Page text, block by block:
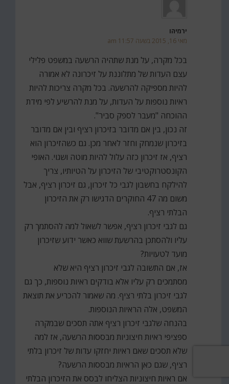
ירמיהו
מאי 16, 2015 בשעה 11:57 am
בכל מקרה, על מנת שתהיה הרשעה במשפט פלילי
עצם העדות של מתלוננת על זיכרונה לא אמורה
להיות מספיקה להרשעה. בכל מקרה צריכות להיות
ראיות נוספות על העדות, על מנת להרשיע לפי מידת
ההוכחה "מעבר לספק סביר".
זה נכון, בין אם מדובר בזיכרון רציף ובין אם מדובר
בזיכרון שנמחק וחזר לאחר מכן. גם כשהזיכרון הוא
רציף, אז זיכרון כזה עלול להיות מוטה ושגוי. האופי
הקונסטרוקטיבי של הזיכרון על הטיותיו, צריך
להילקח בחשבון לגבי כל זיכרון, גם זיכרון רציף, אבל
משום מה 47 החוקרים הדגישו רק את הזיכרון
הבלתי רציף.
גם לגבי זיכרון רציף, אפשר לשאול למה להסתמך רק
עליו ולהסתכן בהרשעת שווא כאשר ידוע שזיכרון
מועד לטעויות?
אז, אם התשובה לגבי זיכרון רציף היא שלא
מסתמכים רק עליו אלא בודקים ראיות נוספות, כך גם
לגבי זיכרון בלתי רציף. מה שאמור להכריע את תוצאת
המשפט, אלה הראיות הנוספות.
בהנחה שלגבי זיכרון רציף אתה תסכים שבמקרה
ספציפי ראיות חיצוניות מבססות הרשעה, אז למה
שלא תסכים שאם ראיות יחזקו עדות של זיכרון בלתי
רציף, שגם כאן הראיות מבססות הרשעה?
אם ראיות חיצוניות הצליחו לבסס את הזיכרון הבלתי